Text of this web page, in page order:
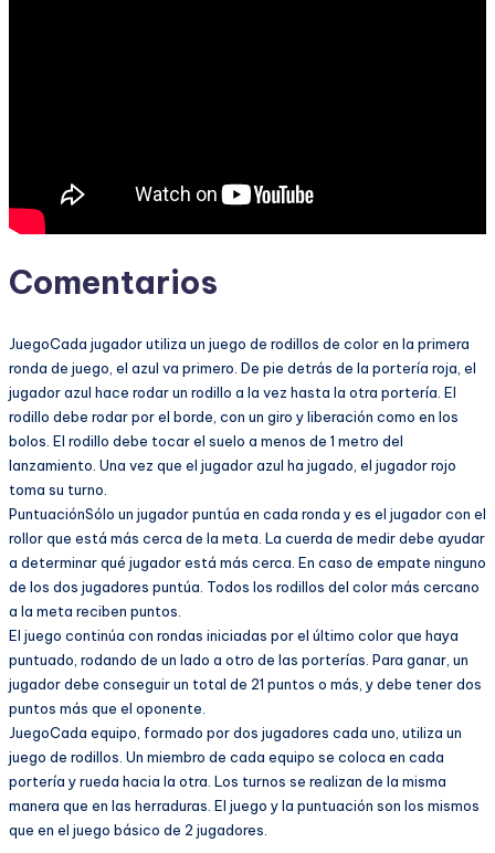
Comentarios
JuegoCada jugador utiliza un juego de rodillos de color en la primera
ronda de juego, el azul va primero. De pie detrás de la portería roja, el
jugador azul hace rodar un rodillo a la vez hasta la otra portería. El
rodillo debe rodar por el borde, con un giro y liberación como en los
bolos. El rodillo debe tocar el suelo a menos de 1 metro del
lanzamiento. Una vez que el jugador azul ha jugado, el jugador rojo
toma su turno.
PuntuaciónSólo un jugador puntúa en cada ronda y es el jugador con el
rollor que está más cerca de la meta. La cuerda de medir debe ayudar
a determinar qué jugador está más cerca. En caso de empate ninguno
de los dos jugadores puntúa. Todos los rodillos del color más cercano
a la meta reciben puntos.
El juego continúa con rondas iniciadas por el último color que haya
puntuado, rodando de un lado a otro de las porterías. Para ganar, un
jugador debe conseguir un total de 21 puntos o más, y debe tener dos
puntos más que el oponente.
JuegoCada equipo, formado por dos jugadores cada uno, utiliza un
juego de rodillos. Un miembro de cada equipo se coloca en cada
portería y rueda hacia la otra. Los turnos se realizan de la misma
manera que en las herraduras. El juego y la puntuación son los mismos
que en el juego básico de 2 jugadores.